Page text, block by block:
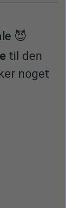
😈
til den
noget